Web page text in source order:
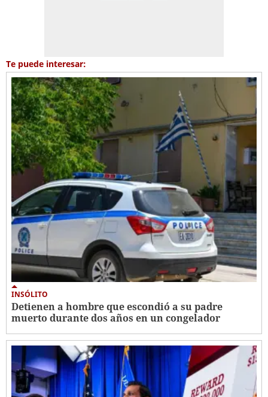
Te puede interesar:
INSÓLITO
Detienen a hombre que escondió a su padre
muerto durante dos años en un congelador